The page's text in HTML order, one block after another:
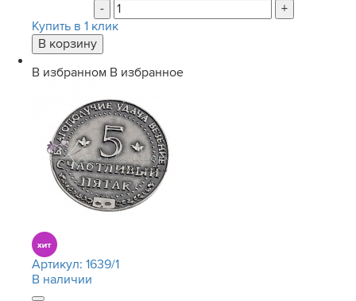
-
+
Купить в 1 клик
В избранном В избранное
Артикул: 1639/1
В наличии